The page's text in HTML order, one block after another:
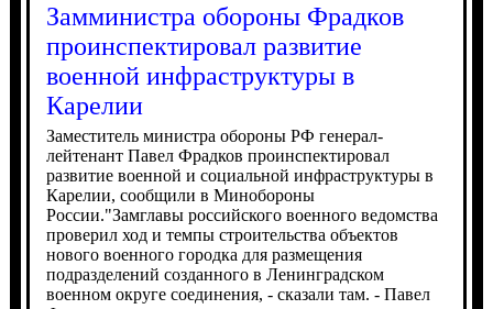
Замминистра обороны Фрадков
проинспектировал развитие
военной инфраструктуры в
Карелии
Заместитель министра обороны РФ генерал-
лейтенант Павел Фрадков проинспектировал
развитие военной и социальной инфраструктуры в
Карелии, сообщили в Минобороны
России."Замглавы российского военного ведомства
проверил ход и темпы строительства объектов
нового военного городка для размещения
подразделений созданного в Ленинградском
военном округе соединения, - сказали там. - Павел